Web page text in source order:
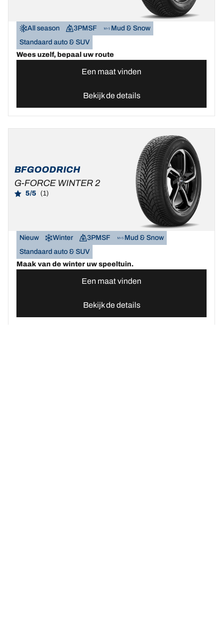
All season 3PMSF
Mud & Snow
Standaard auto & SUV
Wees uzelf, bepaal uw route
Een maat vinden
Bekijk de details
BFGOODRICH
G-FORCE WINTER 2
5/5 (1)
Nieuw Winter 3PMSF
Mud & Snow
Standaard auto & SUV
Maak van de winter uw speeltuin.
Een maat vinden
Bekijk de details